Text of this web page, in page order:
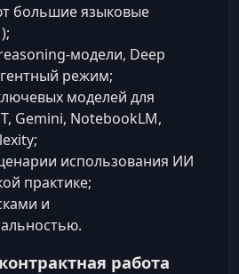
большие языковые
Deep
режим;
моделей для
Gemini, NotebookLM,
использования ИИ
практике;
и
работа